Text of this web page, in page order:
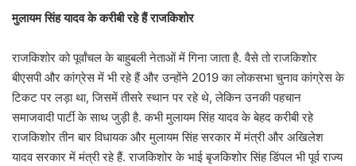
मुलायम सिंह यादव के करीबी रहे हैं राजकिशोर
राजकिशोर को पूर्वांचल के बाहुबली नेताओं में गिना जाता है. वैसे तो राजकिशोर
बीएसपी और कांग्रेस में भी रहे हैं और उन्होंने 2019 का लोकसभा चुनाव कांग्रेस के
टिकट पर लड़ा था, जिसमें तीसरे स्थान पर रहे थे, लेकिन उनकी पहचान
समाजवादी पार्टी के साथ जुड़ी है. कभी मुलायम सिंह यादव के बेहद करीबी रहे
राजकिशोर तीन बार विधायक और मुलायम सिंह सरकार में मंत्री और अखिलेश
यादव सरकार में मंत्री रहे हैं. राजकिशोर के भाई बृजकिशोर सिंह डिंपल भी पूर्व राज्य